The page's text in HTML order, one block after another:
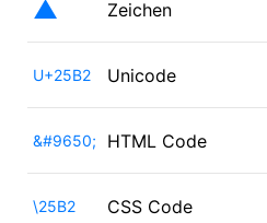
▲ Zeichen
U+25B2 Unicode
&#9650; HTML Code
\25B2 CSS Code